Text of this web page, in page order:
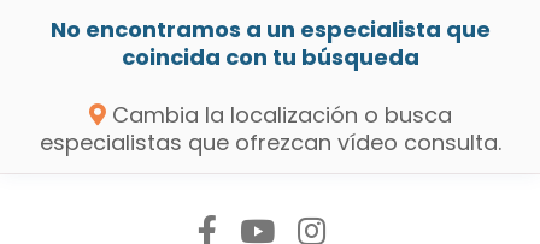
No encontramos a un especialista que
coincida con tu búsqueda
Cambia la localización o busca
especialistas que ofrezcan vídeo consulta.